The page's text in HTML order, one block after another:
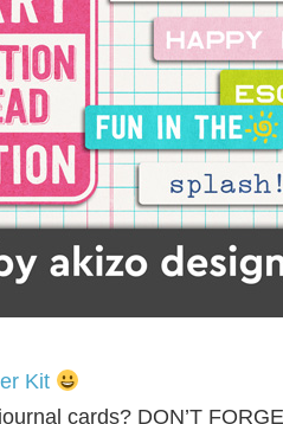
Kit
cards? DON’T